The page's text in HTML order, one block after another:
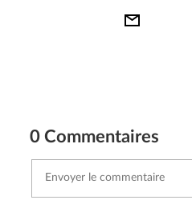
0 Commentaires